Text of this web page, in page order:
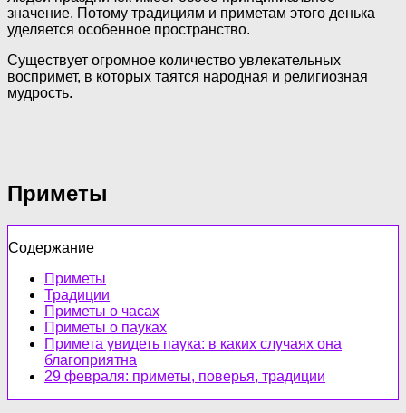
значение. Потому традициям и приметам этого денька
уделяется особенное пространство.
Существует огромное количество увлекательных
воспримет, в которых таятся народная и религиозная
мудрость.
Приметы
Содержание
Приметы
Традиции
Приметы о часах
Приметы о пауках
Примета увидеть паука: в каких случаях она
благоприятна
29 февраля: приметы, поверья, традиции